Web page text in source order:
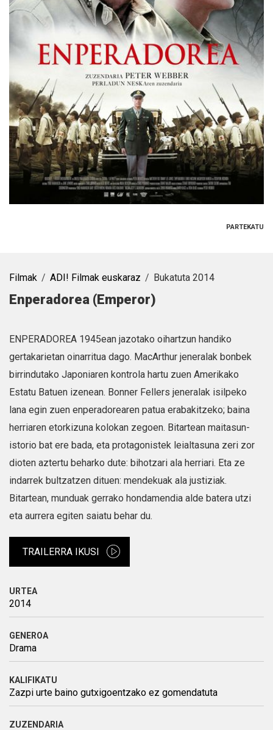
PARTEKATU
Filmak ADI! Filmak euskaraz Bukatuta 2014
Enperadorea (Emperor)
ENPERADOREA 1945ean jazotako oihartzun handiko
gertakarietan oinarritua dago. MacArthur jeneralak bonbek
birrindutako Japoniaren kontrola hartu zuen Amerikako
Estatu Batuen izenean. Bonner Fellers jeneralak isilpeko
lana egin zuen enperadorearen patua erabakitzeko; baina
herriaren etorkizuna kolokan zegoen. Bitartean maitasun-
istorio bat ere bada, eta protagonistek leialtasuna zeri zor
dioten aztertu beharko dute: bihotzari ala herriari. Eta ze
indarrek bultzatzen dituen: mendekuak ala justiziak.
Bitartean, munduak gerrako hondamendia alde batera utzi
eta aurrera egiten saiatu behar du.
TRAILERRA IKUSI
URTEA
2014
GENEROA
Drama
KALIFIKATU
Zazpi urte baino gutxigoentzako ez gomendatuta
ZUZENDARIA